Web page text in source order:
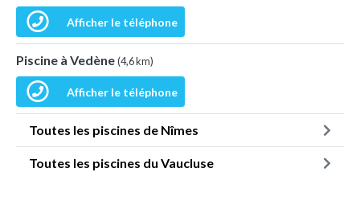
Afficher le téléphone
Piscine à Vedène(4,6 km)
Afficher le téléphone
Toutes les piscines de Nîmes
Toutes les piscines du Vaucluse